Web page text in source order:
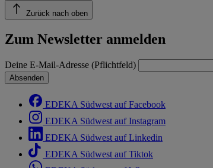
Zurück nach oben
Zum Newsletter anmelden
Deine E-Mail-Adresse (Pflichtfeld)
Absenden
EDEKA Südwest auf Facebook
EDEKA Südwest auf Instagram
EDEKA Südwest auf Linkedin
EDEKA Südwest auf Tiktok